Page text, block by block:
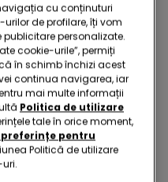
abonează-te!
cu conținuturi
de profilare, îți vom
personalizate.
cookie-urile”, permiți
în schimb închizi acest
continua navigarea, iar
mai multe informații
Politica de utilizare
tale în orice moment,
pentru
Politică de utilizare